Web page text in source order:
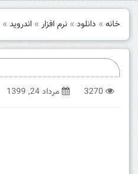
خانه » دانلود » نرم افزار » اندروید »
3270 مرداد 24, 1399